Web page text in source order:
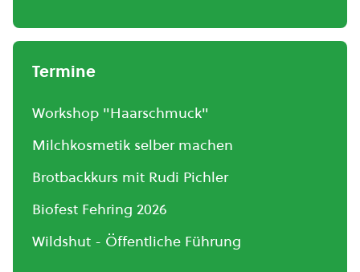
Termine
Workshop "Haarschmuck"
Milchkosmetik selber machen
Brotbackkurs mit Rudi Pichler
Biofest Fehring 2026
Wildshut - Öffentliche Führung